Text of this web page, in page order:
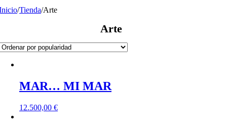
/Tienda/Arte
Arte
MAR… MI MAR
12.500,00 €